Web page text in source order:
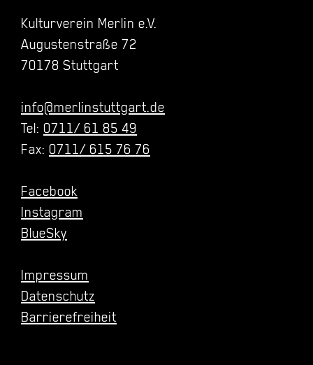
Kulturverein Merlin e.V.
Augustenstraße 72
70178 Stuttgart
info@merlinstuttgart.de
Tel: 0711/ 61 85 49
Fax: 0711/ 615 76 76
Facebook
Instagram
BlueSky
Impressum
Datenschutz
Barrierefreiheit